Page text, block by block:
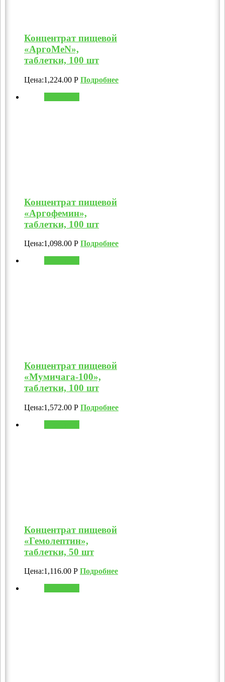
Концентрат пищевой
«АргоMeN»,
таблетки, 100 шт
Цена:1,224.00 Р Подробнее
Концентрат пищевой
«Аргофемин»,
таблетки, 100 шт
Цена:1,098.00 Р Подробнее
Концентрат пищевой
«Мумичага-100»,
таблетки, 100 шт
Цена:1,572.00 Р Подробнее
Концентрат пищевой
«Гемолептин»,
таблетки, 50 шт
Цена:1,116.00 Р Подробнее